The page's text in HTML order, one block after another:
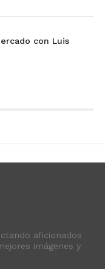
con Luis
aficionados
imágenes y